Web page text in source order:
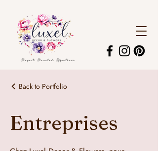
Back to Portfolio
Entreprises